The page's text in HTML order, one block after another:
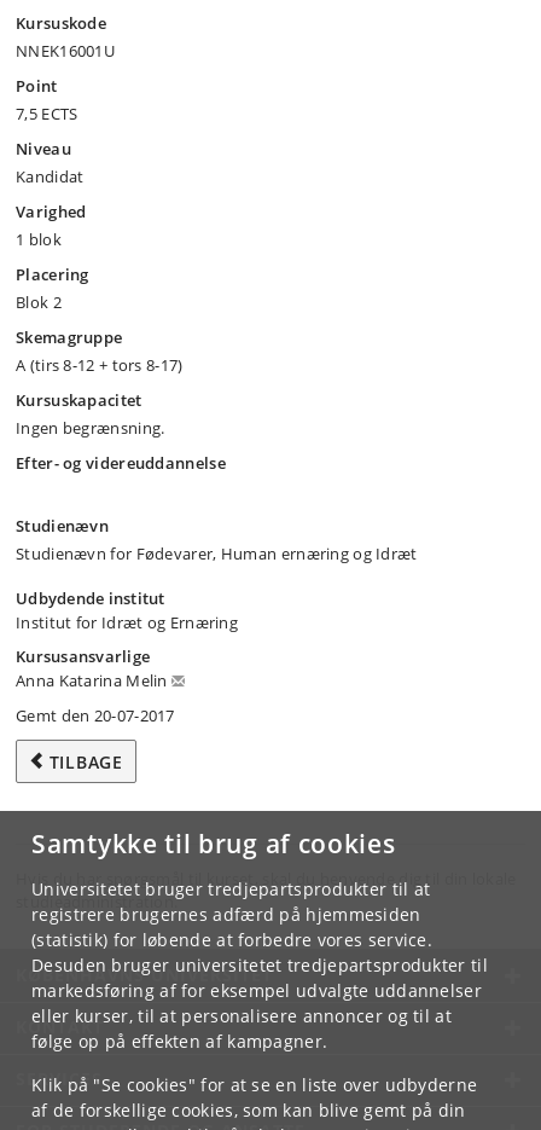
Samtykke til brug af cookies
Universitetet bruger tredjepartsprodukter til at
registrere brugernes adfærd på hjemmesiden
(statistik) for løbende at forbedre vores service.
Desuden bruger universitetet tredjepartsprodukter til
markedsføring af for eksempel udvalgte uddannelser
eller kurser, til at personalisere annoncer og til at
følge op på effekten af kampagner.
Klik på "Se cookies" for at se en liste over udbyderne
af de forskellige cookies, som kan blive gemt på din
Kursuskode
NNEK16001U
Point
7,5 ECTS
Niveau
Kandidat
Varighed
1 blok
Placering
Blok 2
Skemagruppe
A (tirs 8-12 + tors 8-17)
Kursuskapacitet
Ingen begrænsning.
Efter- og videreuddannelse
Studienævn
Studienævn for Fødevarer, Human ernæring og Idræt
Udbydende institut
Institut for Idræt og Ernæring
Kursusansvarlige
Anna Katarina Melin
Gemt den 20-07-2017
TILBAGE
Hvis du har spørgsmål til kurset, skal du henvende dig til din lokale
studieadministration.
KØBENHAVNS UNIVERSITET
KONTAKT
SERVICES